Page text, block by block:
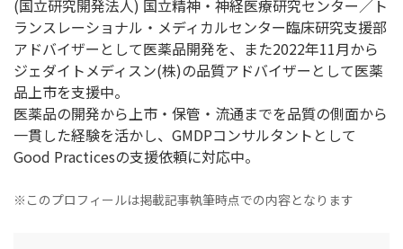
(国立研究開発法人) 国立精神・神経医療研究センター／ト
ランスレーショナル・メディカルセンター臨床研究支援部
アドバイザーとして医薬品開発を、また2022年11月から
ジェダイトメディスン(株)の品質アドバイザーとして医薬
品上市を支援中。
医薬品の開発から上市・保管・流通までを品質の側面から
一貫した経験を活かし、GMDPコンサルタントとして
Good Practicesの支援依頼に対応中。
※このプロフィールは掲載記事執筆時点での内容となります